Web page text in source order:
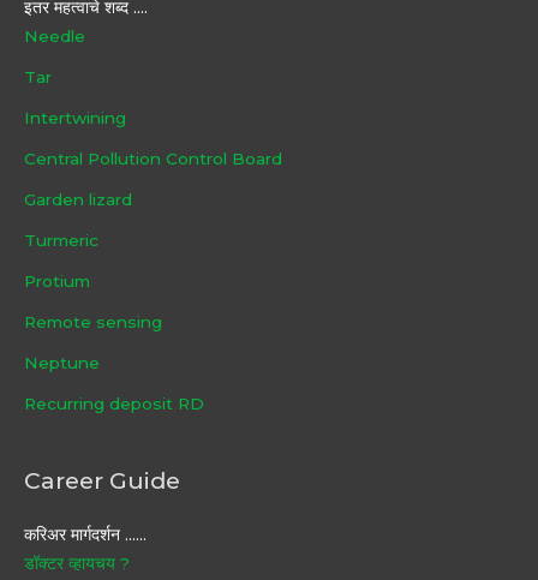
इतर महत्वाचे शब्द ....
Needle
Tar
Intertwining
Central Pollution Control Board
Garden lizard
Turmeric
Protium
Remote sensing
Neptune
Recurring deposit RD
Career Guide
करिअर मार्गदर्शन ……
डॉक्टर व्हायचय ?